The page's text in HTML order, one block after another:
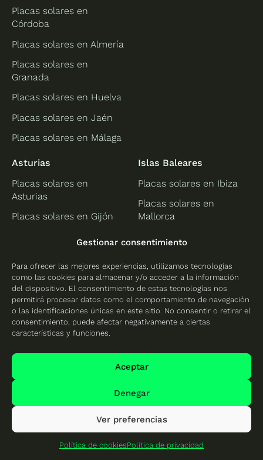
Gestionar consentimiento
Para ofrecer las mejores experiencias, utilizamos tecnologías
como las cookies para almacenar y/o acceder a la información
del dispositivo. El consentimiento de estas tecnologías nos
permitirá procesar datos como el comportamiento de navegación
o las identificaciones únicas en este sitio. No consentir o retirar el
consentimiento, puede afectar negativamente a ciertas
características y funciones.
Aceptar
Denegar
Ver preferencias
Política de cookiesPolítica de privacidad
Placas solares en
Córdoba
Placas solares en Almería
Placas solares en
Granada
Placas solares en Huelva
Placas solares en Jaén
Placas solares en Málaga
Asturias
Placas solares en
Asturias
Placas solares en Gijón
Islas Baleares
Placas solares en Ibiza
Placas solares en
Mallorca
Placas solares en
Tenerife
Cantabria
Placas solares en
Cantabria
Placas solares en
Santander
Castilla-La Mancha
Placas solares en Ciudad
Placas solares en
Albacete
Cuenca
Placas solares en
Placas solares en Ávila
Placas solares en León
Placas solares en
Palencia
Placas solares en
Salamanca